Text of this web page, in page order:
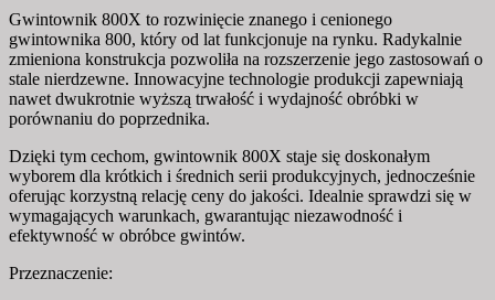
Gwintownik 800X to rozwinięcie znanego i cenionego
gwintownika 800, który od lat funkcjonuje na rynku. Radykalnie
zmieniona konstrukcja pozwoliła na rozszerzenie jego zastosowań o
stale nierdzewne. Innowacyjne technologie produkcji zapewniają
nawet dwukrotnie wyższą trwałość i wydajność obróbki w
porównaniu do poprzednika.
Dzięki tym cechom, gwintownik 800X staje się doskonałym
wyborem dla krótkich i średnich serii produkcyjnych, jednocześnie
oferując korzystną relację ceny do jakości. Idealnie sprawdzi się w
wymagających warunkach, gwarantując niezawodność i
efektywność w obróbce gwintów.
Przeznaczenie: